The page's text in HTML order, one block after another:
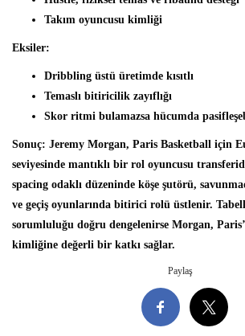
Takım oyuncusu kimliği
Eksiler:
Dribbling üstü üretimde kısıtlı
Temaslı bitiricilik zayıflığı
Skor ritmi bulamazsa hücumda
Sonuç: Jeremy Morgan, Paris Basketball için
seviyesinde mantıklı bir rol oyuncusu
spacing odaklı düzeninde köşe şutörü,
ve geçiş oyunlarında bitirici rolü üstlenir.
sorumluluğu doğru dengelenirse Morgan,
kimliğine değerli bir katkı sağlar.
Paylaş